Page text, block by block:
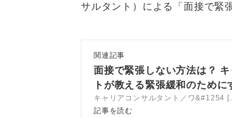
サルタント）による「面接で緊
関連記事
面接で緊張しない方法は？
トが教える緊張緩和のために
キャリアコンサルタント／ワ&#1254
記事を読む